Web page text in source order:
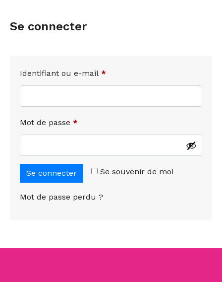
Se connecter
Identifiant ou e-mail *
Mot de passe *
Se souvenir de moi
Se connecter
Mot de passe perdu ?